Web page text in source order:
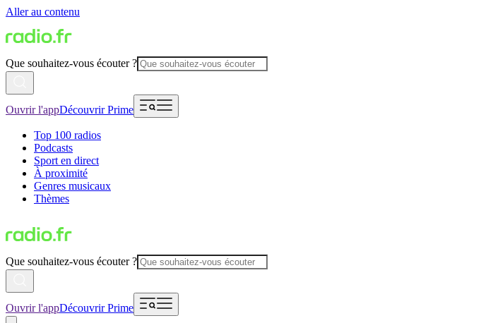
Aller au contenu
Que souhaitez-vous écouter ?
Ouvrir l'appDécouvrir Prime
Top 100 radios
Podcasts
Sport en direct
À proximité
Genres musicaux
Thèmes
Que souhaitez-vous écouter ?
Ouvrir l'appDécouvrir Prime